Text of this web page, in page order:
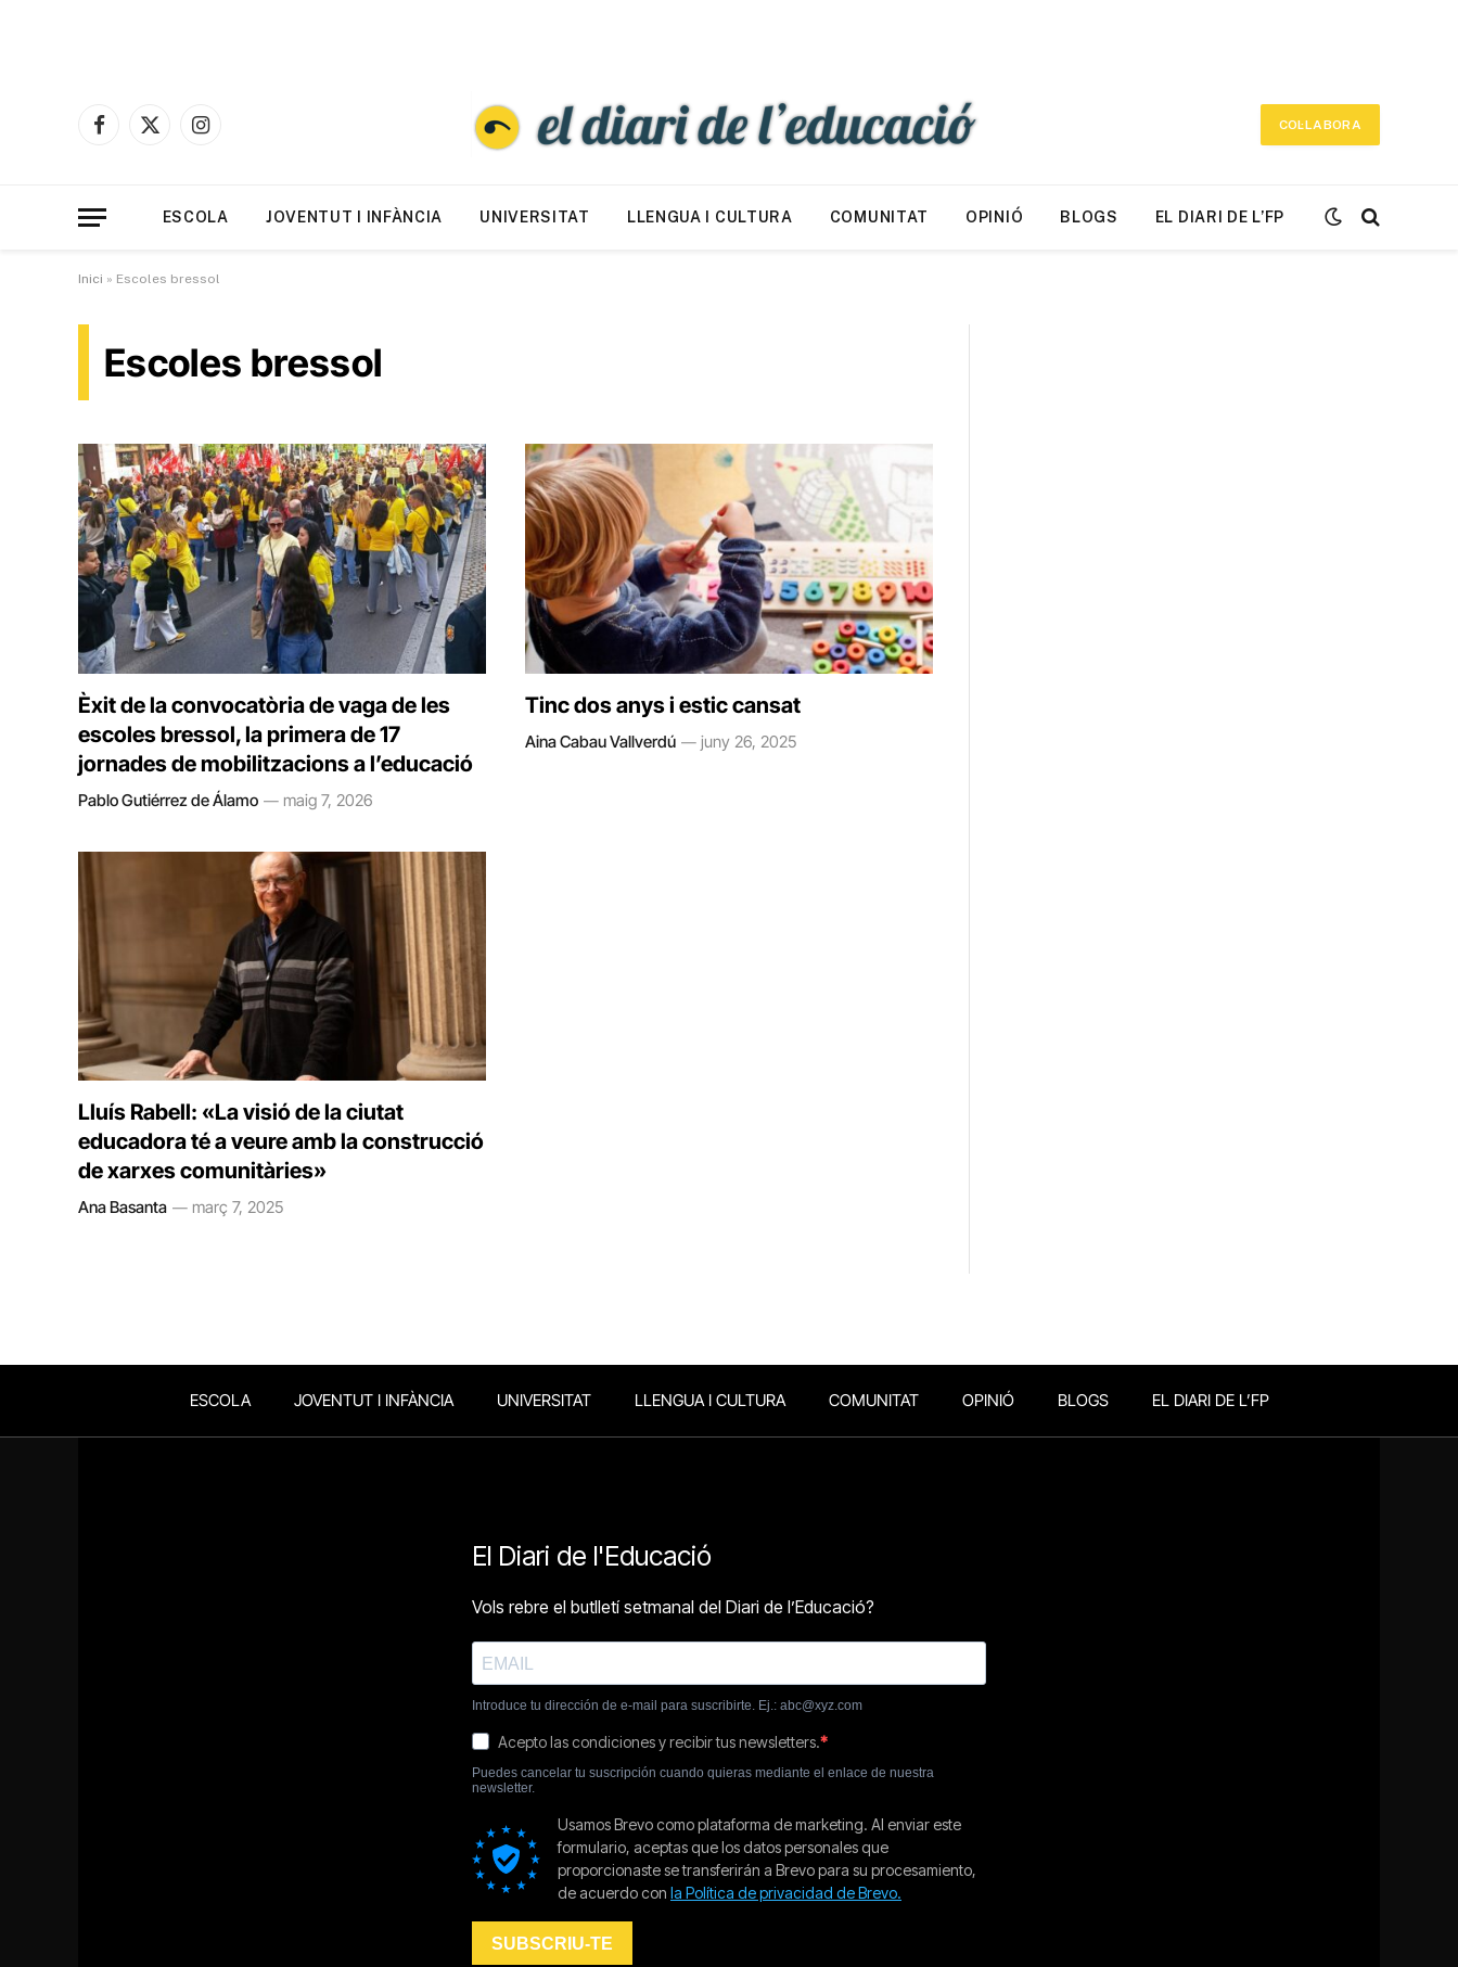
Facebook
X
Instagram
COL·LABORA
ESCOLA JOVENTUT I INFÀNCIA UNIVERSITAT LLENGUA I CULTURA COMUNITAT OPINIÓ BLOGS EL DIARI DE L’FP
Inici » Escoles bressol
Escoles bressol
Èxit de la convocatòria de vaga de les
escoles bressol, la primera de 17
jornades de mobilitzacions a l’educació
Pablo Gutiérrez de Álamo maig 7, 2026
Tinc dos anys i estic cansat
Aina Cabau Vallverdú juny 26, 2025
Lluís Rabell: «La visió de la ciutat
educadora té a veure amb la construcció
de xarxes comunitàries»
Ana Basanta març 7, 2025
ESCOLA JOVENTUT I INFÀNCIA UNIVERSITAT LLENGUA I CULTURA COMUNITAT OPINIÓ BLOGS EL DIARI DE L’FP